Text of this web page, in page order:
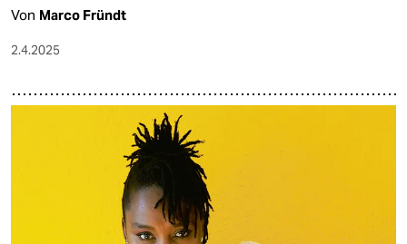
Von Marco Fründt
2.4.2025